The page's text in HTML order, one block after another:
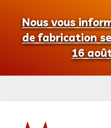
Nous vous
de fabrication
16